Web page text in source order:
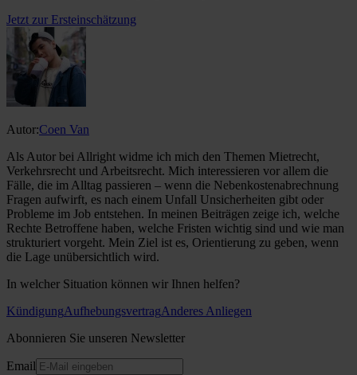
Jetzt zur Ersteinschätzung
Autor:Coen Van
Als Autor bei Allright widme ich mich den Themen Mietrecht,
Verkehrsrecht und Arbeitsrecht. Mich interessieren vor allem die
Fälle, die im Alltag passieren – wenn die Nebenkostenabrechnung
Fragen aufwirft, es nach einem Unfall Unsicherheiten gibt oder
Probleme im Job entstehen. In meinen Beiträgen zeige ich, welche
Rechte Betroffene haben, welche Fristen wichtig sind und wie man
strukturiert vorgeht. Mein Ziel ist es, Orientierung zu geben, wenn
die Lage unübersichtlich wird.
In welcher Situation können wir Ihnen helfen?
KündigungAufhebungsvertragAnderes Anliegen
Abonnieren Sie unseren Newsletter
Email